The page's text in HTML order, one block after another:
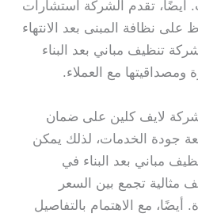
أيضًا، تقدم الشركة استشارات
نظافة المبنى بعد الانتهاء
تنظيف مباني بعد البناء
ومصداقيتها مع العملاء.
شركة لايف كلين على ضمان
جودة الخدمات، لذلك يمكن
مباني بعد البناء في
مثالية تجمع بين السعر
أيضًا، مع الاهتمام بالتفاصيل